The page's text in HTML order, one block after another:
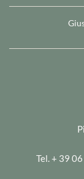
Tel. + 39